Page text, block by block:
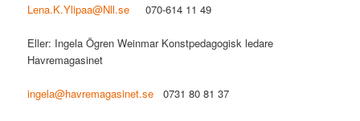
Lena.K.Ylipaa@Nll.se 070-614 11 49
Eller: Ingela Ögren Weinmar Konstpedagogisk ledare
Havremagasinet
ingela@havremagasinet.se 0731 80 81 37